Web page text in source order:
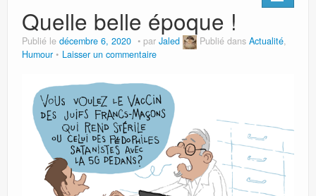
Quelle belle époque !
Publié le décembre 6, 2020 par Jaled Publié dans Actualité,
Humour
Laisser un commentaire